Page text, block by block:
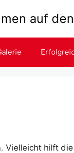
auf
Vielleicht hilft